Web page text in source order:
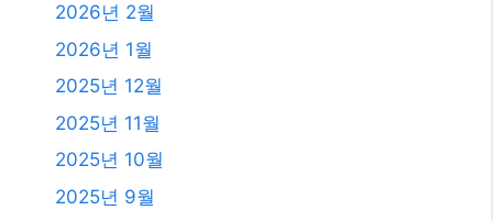
2026년 2월
2026년 1월
2025년 12월
2025년 11월
2025년 10월
2025년 9월